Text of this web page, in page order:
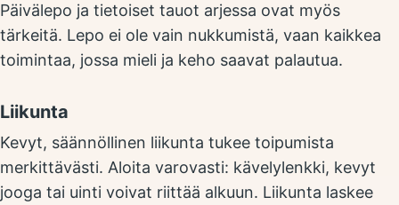
Päivälepo ja tietoiset tauot arjessa ovat myös
tärkeitä. Lepo ei ole vain nukkumistä, vaan kaikkea
toimintaa, jossa mieli ja keho saavat palautua.
Liikunta
Kevyt, säännöllinen liikunta tukee toipumista
merkittävästi. Aloita varovasti: kävelylenkki, kevyt
jooga tai uinti voivat riittää alkuun. Liikunta laskee